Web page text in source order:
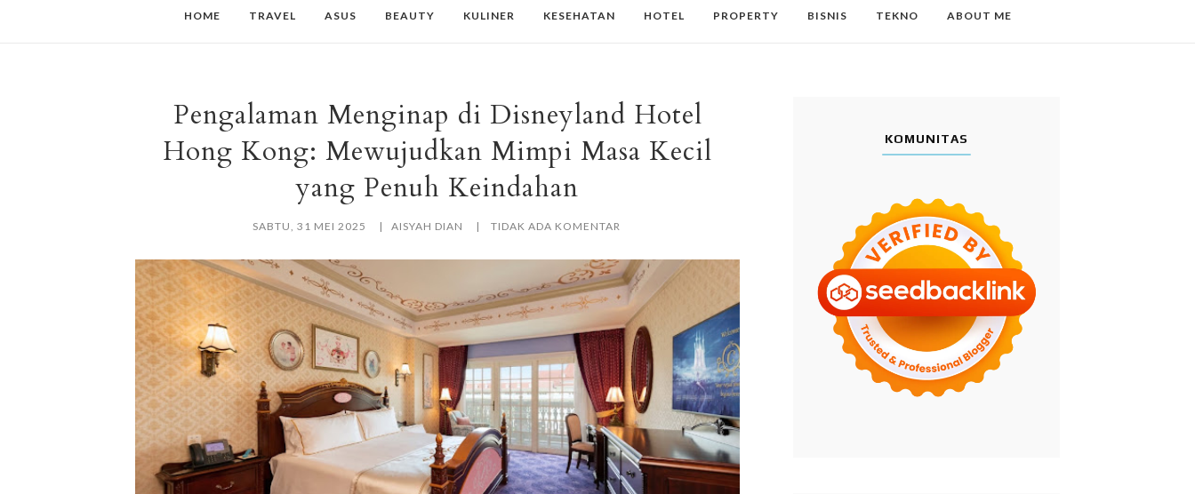
HOME TRAVEL ASUS BEAUTY KULINER KESEHATAN HOTEL PROPERTY BISNIS TEKNO ABOUT ME
Pengalaman Menginap di Disneyland Hotel
Hong Kong: Mewujudkan Mimpi Masa Kecil
yang Penuh Keindahan
SABTU, 31 MEI 2025 AISYAH DIAN TIDAK ADA KOMENTAR
KOMUNITAS